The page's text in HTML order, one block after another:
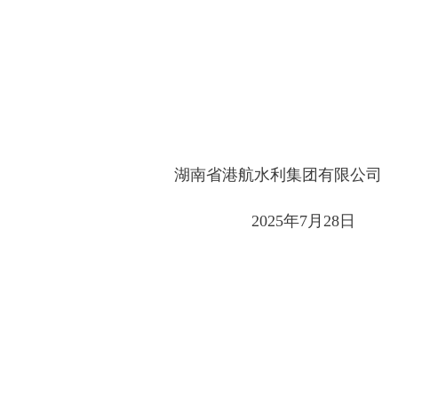
湖南省港航水利集团有限公司
2025年7月28日